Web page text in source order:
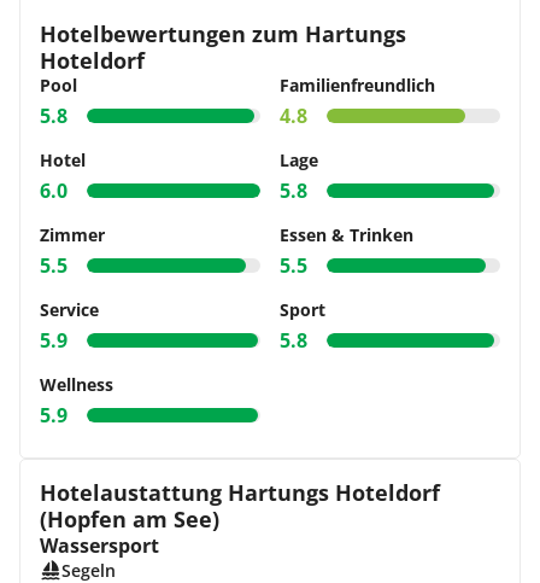
Hotelbewertungen zum Hartungs
Hoteldorf
Pool
5.8
Familienfreundlich
4.8
Hotel
6.0
Lage
5.8
Zimmer
5.5
Essen & Trinken
5.5
Service
5.9
Sport
5.8
Wellness
5.9
Hotelaustattung Hartungs Hoteldorf
(Hopfen am See)
Wassersport
Segeln